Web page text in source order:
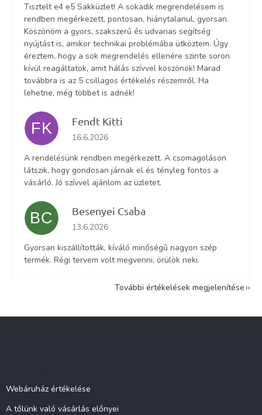
Tisztelt e4 e5 Sakküzlet! A sokadik megrendelésem is
rendben megérkezett, pontosan, hiánytalanul, gyorsan.
Köszönöm a gyors, szakszerű és udvarias segítség
nyújtást is, amikor technikai problémába ütköztem. Úgy
éreztem, hogy a sok megrendelés ellenére szinte soron
kívül reagáltatok, amit hálás szívvel köszönök! Marad
továbbra is az 5 csillagos értékelés részemről. Ha
lehetne, még többet is adnék!
FK Fendt Kitti
Az áruház értékelése 5-ből 5 csillag.
16.6.2026
A rendelésünk rendben megérkezett. A csomagoláson
látszik, hogy gondosan járnak el és tényleg fontos a
vásárló. Jó szívvel ajánlom az üzletet.
BC Besenyei Csaba
Az áruház értékelése 5-ből 5 csillag.
13.6.2026
Gyorsan kiszállították, kíváló minőségű nagyon szép
termék. Régi tervem volt megvenni, örülök neki.
További értékelések megjelenítése
Webáruház értékelése
A tőlünk való vásárlás előnyei